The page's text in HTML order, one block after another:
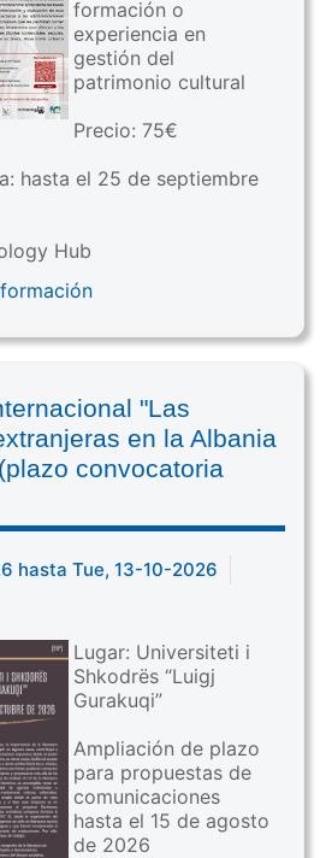
formación o
experiencia en
gestión del
patrimonio cultural
Precio: 75€
hasta el 25 de septiembre
Hub
"Las
en la Albania
convocatoria
hasta Tue, 13-10-2026
Lugar: Universiteti i
Shkodrës “Luigj
Gurakuqi”
Ampliación de plazo
para propuestas de
comunicaciones
hasta el 15 de agosto
de 2026